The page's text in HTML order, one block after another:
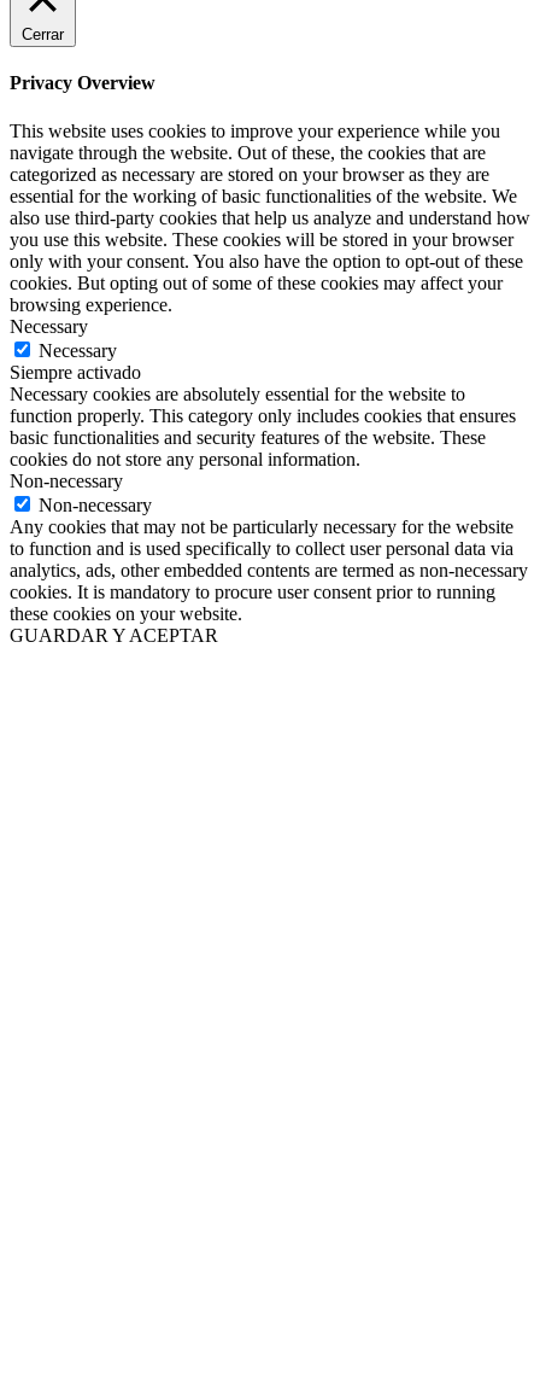
Cerrar
Privacy Overview
This website uses cookies to improve your experience while you
navigate through the website. Out of these, the cookies that are
categorized as necessary are stored on your browser as they are
essential for the working of basic functionalities of the website. We
also use third-party cookies that help us analyze and understand how
you use this website. These cookies will be stored in your browser
only with your consent. You also have the option to opt-out of these
cookies. But opting out of some of these cookies may affect your
browsing experience.
Necessary
Necessary
Siempre activado
Necessary cookies are absolutely essential for the website to
function properly. This category only includes cookies that ensures
basic functionalities and security features of the website. These
cookies do not store any personal information.
Non-necessary
Non-necessary
Any cookies that may not be particularly necessary for the website
to function and is used specifically to collect user personal data via
analytics, ads, other embedded contents are termed as non-necessary
cookies. It is mandatory to procure user consent prior to running
these cookies on your website.
GUARDAR Y ACEPTAR